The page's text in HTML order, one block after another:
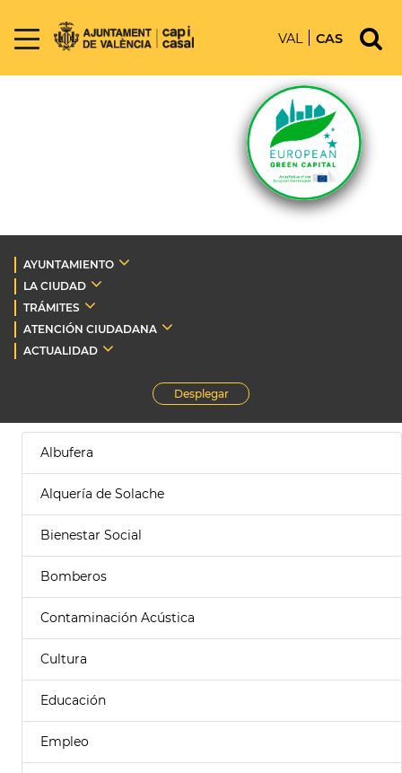
VAL CAS
AYUNTAMIENTO
LA CIUDAD
TRÁMITES
ATENCIÓN CIUDADANA
ACTUALIDAD
Desplegar
Albufera
Alquería de Solache
Bienestar Social
Bomberos
Contaminación Acústica
Cultura
Educación
Empleo